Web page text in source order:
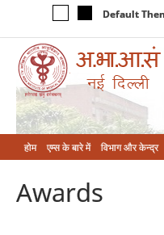
Default
होम एम्‍स के बारे में विभाग और केन्‍द्र
Awards